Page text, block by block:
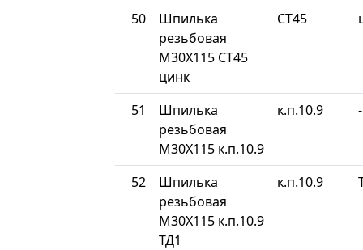
50
Шпилька
резьбовая
М30Х115 СТ45
цинк
СТ45
51
Шпилька
резьбовая
М30Х115 к.п.10.9
к.п.10.9 -
52
Шпилька
резьбовая
М30Х115 к.п.10.9
ТД1
к.п.10.9